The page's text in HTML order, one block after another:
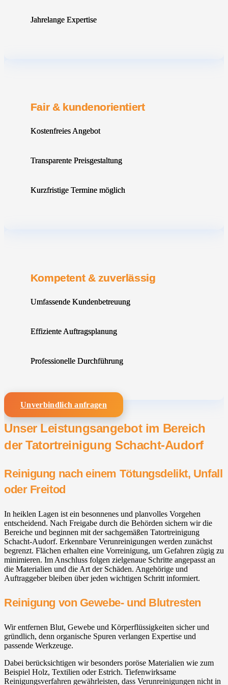
Jahrelange Expertise
Fair & kundenorientiert
Kostenfreies Angebot
Transparente Preisgestaltung
Kurzfristige Termine möglich
Kompetent & zuverlässig
Umfassende Kundenbetreuung
Effiziente Auftragsplanung
Professionelle Durchführung
Unverbindlich anfragen
Unser Leistungsangebot im Bereich
der Tatortreinigung Schacht-Audorf
Reinigung nach einem Tötungsdelikt, Unfall
oder Freitod
In heiklen Lagen ist ein besonnenes und planvolles Vorgehen
entscheidend. Nach Freigabe durch die Behörden sichern wir die
Bereiche und beginnen mit der sachgemäßen Tatortreinigung
Schacht-Audorf. Erkennbare Verunreinigungen werden zunächst
begrenzt. Flächen erhalten eine Vorreinigung, um Gefahren zügig zu
minimieren. Im Anschluss folgen zielgenaue Schritte angepasst an
die Materialien und die Art der Schäden. Angehörige und
Auftraggeber bleiben über jeden wichtigen Schritt informiert.
Reinigung von Gewebe- und Blutresten
Wir entfernen Blut, Gewebe und Körperflüssigkeiten sicher und
gründlich, denn organische Spuren verlangen Expertise und
passende Werkzeuge.
Dabei berücksichtigen wir besonders poröse Materialien wie zum
Beispiel Holz, Textilien oder Estrich. Tiefenwirksame
Reinigungsverfahren gewährleisten, dass Verunreinigungen nicht in